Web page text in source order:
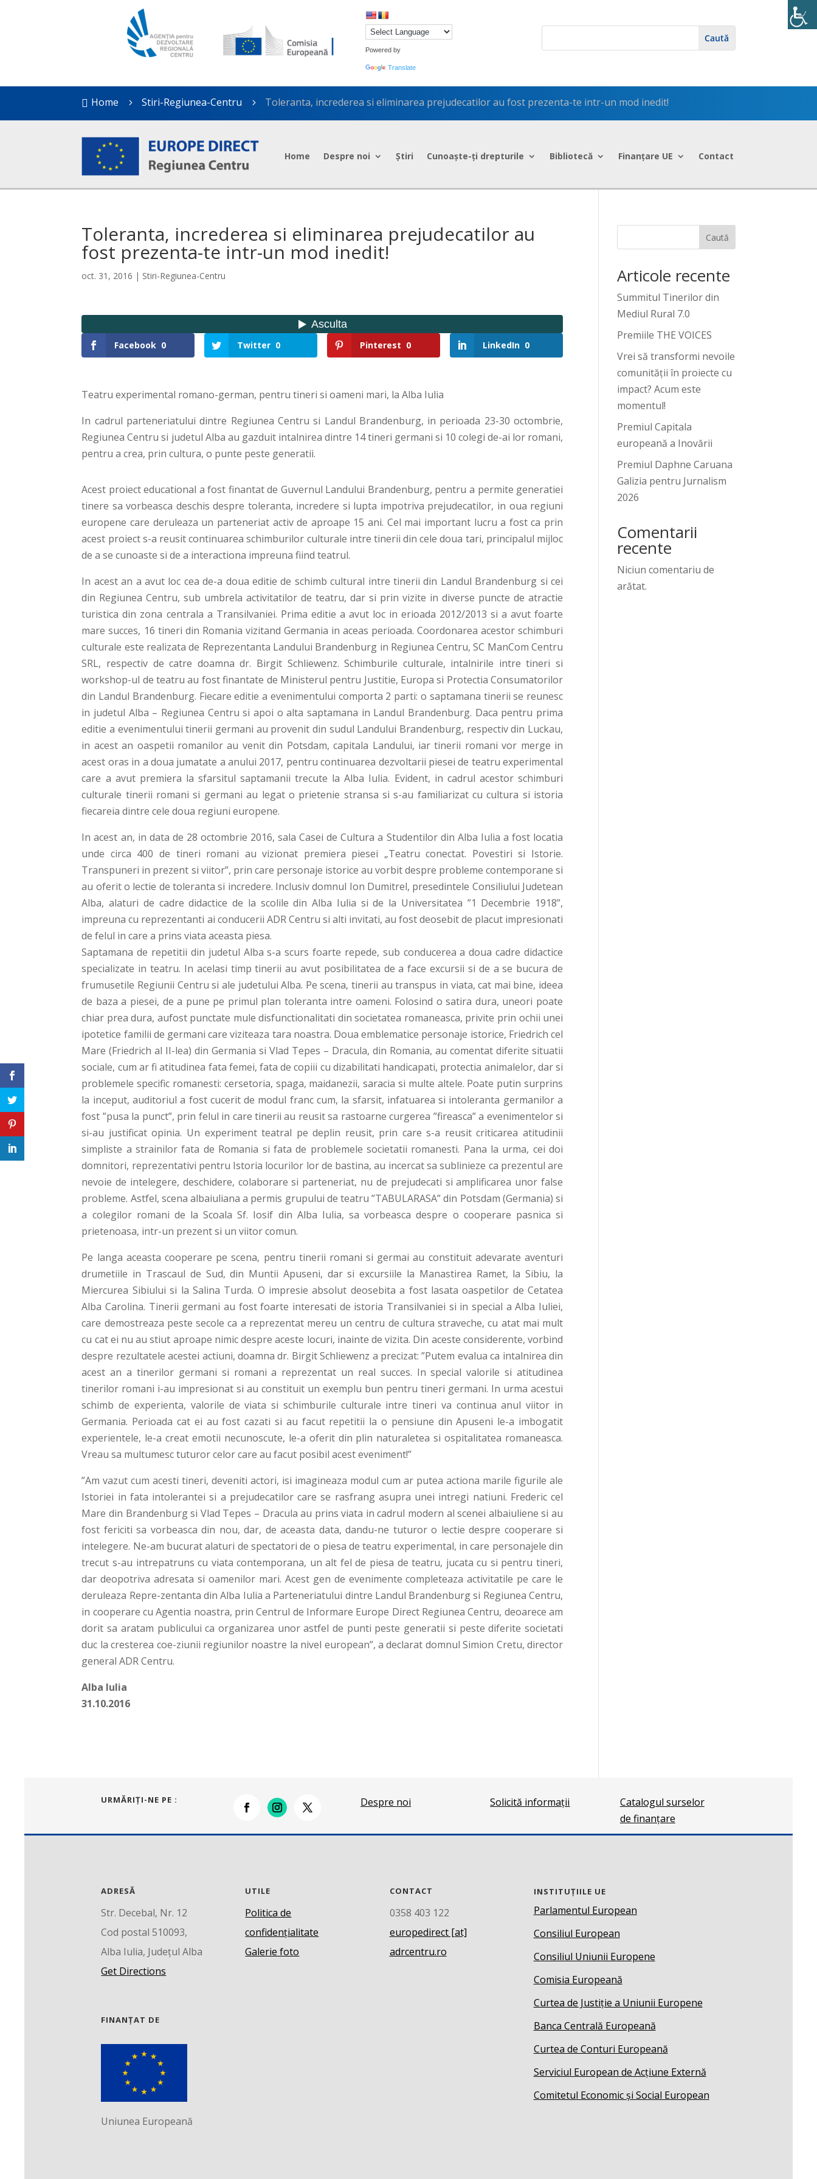
Powered by
Translate
 Home 5 Stiri-Regiunea-Centru 5 Toleranta, increderea si eliminarea prejudecatilor au fost prezenta-te intr-un mod inedit!
Home Despre noi Știri Cunoaște-ți drepturile Bibliotecă Finanțare UE Contact
Toleranta, increderea si eliminarea prejudecatilor au
fost prezenta-te intr-un mod inedit!
oct. 31, 2016 | Stiri-Regiunea-Centru
Facebook 0 Twitter 0 Pinterest 0 LinkedIn 0
Teatru experimental romano-german, pentru tineri si oameni mari, la Alba Iulia
In cadrul parteneriatului dintre Regiunea Centru si Landul Brandenburg, in perioada 23-30 octombrie,
Regiunea Centru si judetul Alba au gazduit intalnirea dintre 14 tineri germani si 10 colegi de-ai lor romani,
pentru a crea, prin cultura, o punte peste generatii.
Acest proiect educational a fost finantat de Guvernul Landului Brandenburg, pentru a permite generatiei
tinere sa vorbeasca deschis despre toleranta, incredere si lupta impotriva prejudecatilor, in oua regiuni
europene care deruleaza un parteneriat activ de aproape 15 ani. Cel mai important lucru a fost ca prin
acest proiect s-a reusit continuarea schimburilor culturale intre tinerii din cele doua tari, principalul mijloc
de a se cunoaste si de a interactiona impreuna fiind teatrul.
In acest an a avut loc cea de-a doua editie de schimb cultural intre tinerii din Landul Brandenburg si cei
din Regiunea Centru, sub umbrela activitatilor de teatru, dar si prin vizite in diverse puncte de atractie
turistica din zona centrala a Transilvaniei. Prima editie a avut loc in erioada 2012/2013 si a avut foarte
mare succes, 16 tineri din Romania vizitand Germania in aceas perioada. Coordonarea acestor schimburi
culturale este realizata de Reprezentanta Landului Brandenburg in Regiunea Centru, SC ManCom Centru
SRL, respectiv de catre doamna dr. Birgit Schliewenz. Schimburile culturale, intalnirile intre tineri si
workshop-ul de teatru au fost finantate de Ministerul pentru Justitie, Europa si Protectia Consumatorilor
din Landul Brandenburg. Fiecare editie a evenimentului comporta 2 parti: o saptamana tinerii se reunesc
in judetul Alba – Regiunea Centru si apoi o alta saptamana in Landul Brandenburg. Daca pentru prima
editie a evenimentului tinerii germani au provenit din sudul Landului Brandenburg, respectiv din Luckau,
in acest an oaspetii romanilor au venit din Potsdam, capitala Landului, iar tinerii romani vor merge in
acest oras in a doua jumatate a anului 2017, pentru continuarea dezvoltarii piesei de teatru experimental
care a avut premiera la sfarsitul saptamanii trecute la Alba Iulia. Evident, in cadrul acestor schimburi
culturale tinerii romani si germani au legat o prietenie stransa si s-au familiarizat cu cultura si istoria
fiecareia dintre cele doua regiuni europene.
In acest an, in data de 28 octombrie 2016, sala Casei de Cultura a Studentilor din Alba Iulia a fost locatia
unde circa 400 de tineri romani au vizionat premiera piesei „Teatru conectat. Povestiri si Istorie.
Transpuneri in prezent si viitor”, prin care personaje istorice au vorbit despre probleme contemporane si
au oferit o lectie de toleranta si incredere. Inclusiv domnul Ion Dumitrel, presedintele Consiliului Judetean
Alba, alaturi de cadre didactice de la scolile din Alba Iulia si de la Universitatea ”1 Decembrie 1918”,
impreuna cu reprezentanti ai conducerii ADR Centru si alti invitati, au fost deosebit de placut impresionati
de felul in care a prins viata aceasta piesa.
Saptamana de repetitii din judetul Alba s-a scurs foarte repede, sub conducerea a doua cadre didactice
specializate in teatru. In acelasi timp tinerii au avut posibilitatea de a face excursii si de a se bucura de
frumusetile Regiunii Centru si ale judetului Alba. Pe scena, tinerii au transpus in viata, cat mai bine, ideea
de baza a piesei, de a pune pe primul plan toleranta intre oameni. Folosind o satira dura, uneori poate
chiar prea dura, aufost punctate mule disfunctionalitati din societatea romaneasca, privite prin ochii unei
ipotetice familii de germani care viziteaza tara noastra. Doua emblematice personaje istorice, Friedrich cel
Mare (Friedrich al II-lea) din Germania si Vlad Tepes – Dracula, din Romania, au comentat diferite situatii
sociale, cum ar fi atitudinea fata femei, fata de copiii cu dizabilitati handicapati, protectia animalelor, dar si
problemele specific romanesti: cersetoria, spaga, maidanezii, saracia si multe altele. Poate putin surprins
la inceput, auditoriul a fost cucerit de modul franc cum, la sfarsit, infatuarea si intoleranta germanilor a
fost ”pusa la punct”, prin felul in care tinerii au reusit sa rastoarne curgerea ”fireasca” a evenimentelor si
si-au justificat opinia. Un experiment teatral pe deplin reusit, prin care s-a reusit criticarea atitudinii
simpliste a strainilor fata de Romania si fata de problemele societatii romanesti. Pana la urma, cei doi
domnitori, reprezentativi pentru Istoria locurilor lor de bastina, au incercat sa sublinieze ca prezentul are
nevoie de intelegere, deschidere, colaborare si parteneriat, nu de prejudecati si amplificarea unor false
probleme. Astfel, scena albaiuliana a permis grupului de teatru ”TABULARASA” din Potsdam (Germania) si
a colegilor romani de la Scoala Sf. Iosif din Alba Iulia, sa vorbeasca despre o cooperare pasnica si
prietenoasa, intr-un prezent si un viitor comun.
Pe langa aceasta cooperare pe scena, pentru tinerii romani si germai au constituit adevarate aventuri
drumetiile in Trascaul de Sud, din Muntii Apuseni, dar si excursiile la Manastirea Ramet, la Sibiu, la
Miercurea Sibiului si la Salina Turda. O impresie absolut deosebita a fost lasata oaspetilor de Cetatea
Alba Carolina. Tinerii germani au fost foarte interesati de istoria Transilvaniei si in special a Alba Iuliei,
care demostreaza peste secole ca a reprezentat mereu un centru de cultura straveche, cu atat mai mult
cu cat ei nu au stiut aproape nimic despre aceste locuri, inainte de vizita. Din aceste considerente, vorbind
despre rezultatele acestei actiuni, doamna dr. Birgit Schliewenz a precizat: ”Putem evalua ca intalnirea din
acest an a tinerilor germani si romani a reprezentat un real succes. In special valorile si atitudinea
tinerilor romani i-au impresionat si au constituit un exemplu bun pentru tineri germani. In urma acestui
schimb de experienta, valorile de viata si schimburile culturale intre tineri va continua anul viitor in
Germania. Perioada cat ei au fost cazati si au facut repetitii la o pensiune din Apuseni le-a imbogatit
experientele, le-a creat emotii necunoscute, le-a oferit din plin naturaletea si ospitalitatea romaneasca.
Vreau sa multumesc tuturor celor care au facut posibil acest eveniment!”
”Am vazut cum acesti tineri, deveniti actori, isi imagineaza modul cum ar putea actiona marile figurile ale
Istoriei in fata intolerantei si a prejudecatilor care se rasfrang asupra unei intregi natiuni. Frederic cel
Mare din Brandenburg si Vlad Tepes – Dracula au prins viata in cadrul modern al scenei albaiuliene si au
fost fericiti sa vorbeasca din nou, dar, de aceasta data, dandu-ne tuturor o lectie despre cooperare si
intelegere. Ne-am bucurat alaturi de spectatori de o piesa de teatru experimental, in care personajele din
trecut s-au intrepatruns cu viata contemporana, un alt fel de piesa de teatru, jucata cu si pentru tineri,
dar deopotriva adresata si oamenilor mari. Acest gen de evenimente completeaza activitatile pe care le
deruleaza Repre-zentanta din Alba Iulia a Parteneriatului dintre Landul Brandenburg si Regiunea Centru,
in cooperare cu Agentia noastra, prin Centrul de Informare Europe Direct Regiunea Centru, deoarece am
dorit sa aratam publicului ca organizarea unor astfel de punti peste generatii si peste diferite societati
duc la cresterea coe-ziunii regiunilor noastre la nivel european”, a declarat domnul Simion Cretu, director
general ADR Centru.
Alba Iulia
31.10.2016
Caută
Articole recente
Summitul Tinerilor din
Mediul Rural 7.0
Premiile THE VOICES
Vrei să transformi nevoile
comunității în proiecte cu
impact? Acum este
momentul!
Premiul Capitala
europeană a Inovării
Premiul Daphne Caruana
Galizia pentru Jurnalism
2026
Comentarii
recente
Niciun comentariu de
arătat.
URMĂRIŢI-NE PE : Despre noi Solicită informații
Catalogul surselor
de finanțare
ADRESĂ
Str. Decebal, Nr. 12
Cod postal 510093,
Alba Iulia, Județul Alba
Get Directions
UTILE
Politica de
confidențialitate
Galerie foto
CONTACT
0358 403 122
europedirect [at]
adrcentru.ro
FINANȚAT DE
Uniunea Europeană
INSTITUȚIILE UE
Parlamentul European
Consiliul European
Consiliul Uniunii Europene
Comisia Europeană
Curtea de Justiție a Uniunii Europene
Banca Centrală Europeană
Curtea de Conturi Europeană
Serviciul European de Acțiune Externă
Comitetul Economic și Social European